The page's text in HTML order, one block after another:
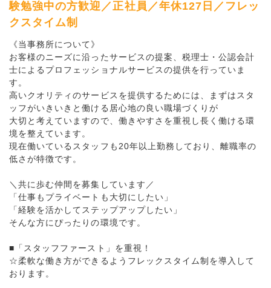
験勉強中の方歓迎／正社員／年休127日／フレッ
クスタイム制
《当事務所について》
お客様のニーズに沿ったサービスの提案、税理士・公認会計
士によるプロフェッショナルサービスの提供を行っていま
す。
高いクオリティのサービスを提供するためには、まずはスタ
ッフがいきいきと働ける居心地の良い職場づくりが
大切と考えていますので、働きやすさを重視し長く働ける環
境を整えています。
現在働いているスタッフも20年以上勤務しており、離職率の
低さが特徴です。
＼共に歩む仲間を募集しています／
「仕事もプライベートも大切にしたい」
「経験を活かしてステップアップしたい」
そんな方にぴったりの環境です。
■「スタッフファースト」を重視！
☆柔軟な働き方ができるようフレックスタイム制を導入して
おります。